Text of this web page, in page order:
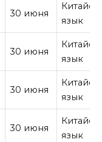
30 июня
язык
30 июня
язык
30 июня
язык
30 июня
язык